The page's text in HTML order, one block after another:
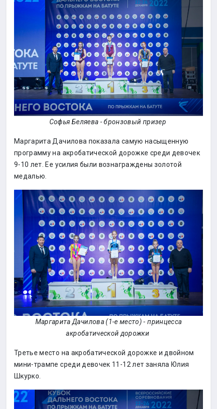
Софья Беляева - бронзовый призер
Маргарита Дачилова показала самую насыщенную
программу на акробатической дорожке среди девочек
9-10 лет. Ее усилия были вознаграждены золотой
медалью.
Маргарита Дачилова (1-е место) - принцесса
акробатической дорожки
Третье место на акробатической дорожке и двойном
мини-трампе среди девочек 11-12 лет заняла Юлия
Шкурко.